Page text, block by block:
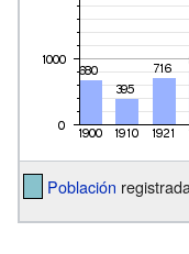
Población